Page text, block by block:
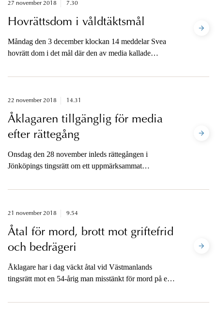
27 november 2018 7.30
Hovrättsdom i våldtäktsmål
Måndag den 3 december klockan 14 meddelar Svea
hovrätt dom i det mål där den av media kallade
mot en målsägande. Åklagaren kommer att vara
22 november 2018 14.31
Åklagaren tillgänglig för media
efter rättegång
Onsdag den 28 november inleds rättegången i
Jönköpings tingsrätt om ett uppmärksammat
för att ha mördat en man i en park. Åklagaren kommer
förhandlingsdagen är avslutad.
21 november 2018 9.54
Åtal för mord, brott mot griftefrid
och bedrägeri
Åklagare har i dag väckt åtal vid Västmanlands
tingsrätt mot en 54-årig man misstänkt för mord på en
maj 2017. Åtalet innefattar även misstankar om brott